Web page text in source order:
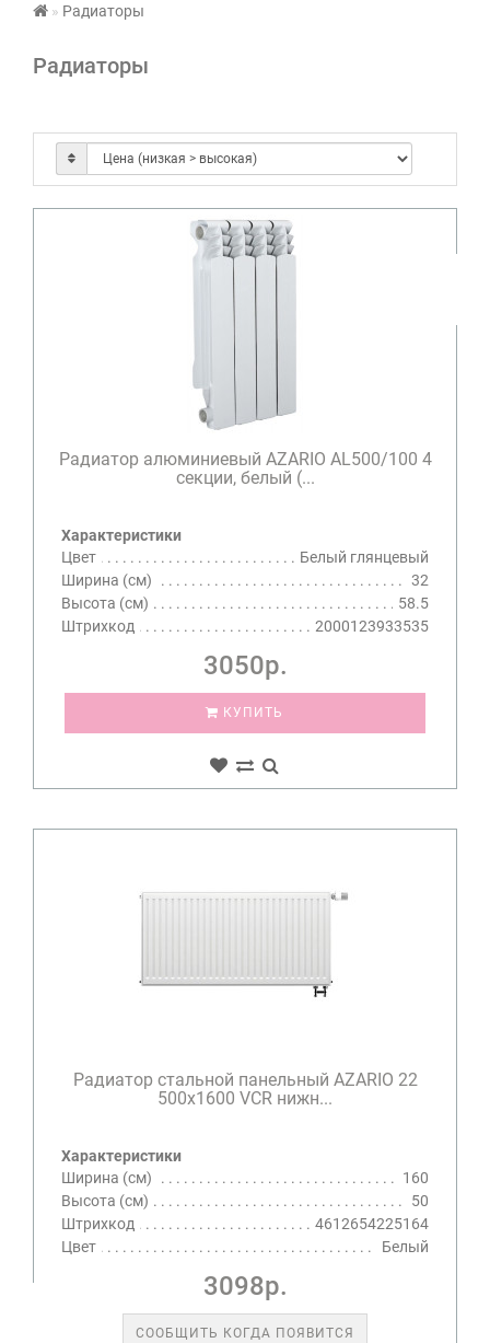
Радиаторы
Радиаторы
Радиатор алюминиевый AZARIO AL500/100 4
секции, белый (...
Характеристики
Цвет
Белый глянцевый
Ширина (см)
32
Высота (см)
58.5
Штрихкод
2000123933535
3050р.
КУПИТЬ
Радиатор стальной панельный AZARIO 22
500х1600 VCR нижн...
Характеристики
Ширина (см)
160
Высота (см)
50
Штрихкод
4612654225164
Цвет
Белый
3098р.
СООБЩИТЬ КОГДА ПОЯВИТСЯ